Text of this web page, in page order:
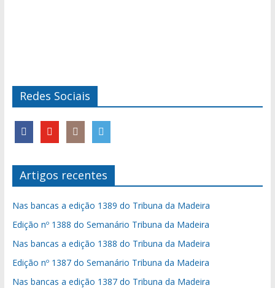
Redes Sociais
Artigos recentes
Nas bancas a edição 1389 do Tribuna da Madeira
Edição nº 1388 do Semanário Tribuna da Madeira
Nas bancas a edição 1388 do Tribuna da Madeira
Edição nº 1387 do Semanário Tribuna da Madeira
Nas bancas a edição 1387 do Tribuna da Madeira